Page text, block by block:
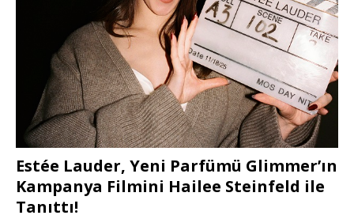
Estée Lauder, Yeni Parfümü Glimmer’ın
Kampanya Filmini Hailee Steinfeld ile
Tanıttı!